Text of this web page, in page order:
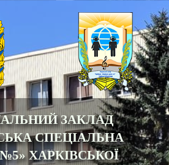
ЗАКЛАД
СПЕЦІАЛЬНА
ХАРКІВСЬКОЇ